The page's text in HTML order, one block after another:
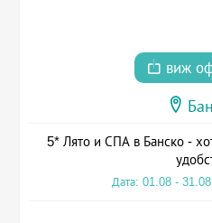
виж
5* Лято и СПА в Банско -
Дата: 01.08 -